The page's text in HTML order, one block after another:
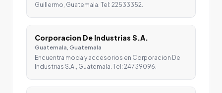
Guillermo, Guatemala. Tel: 22533352.
Corporacion De Industrias S.A.
Guatemala, Guatemala
Encuentra moda y accesorios en Corporacion De
Industrias S.A., Guatemala. Tel: 24739096.